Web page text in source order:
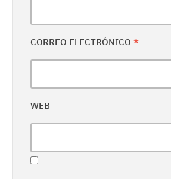
CORREO ELECTRÓNICO *
WEB